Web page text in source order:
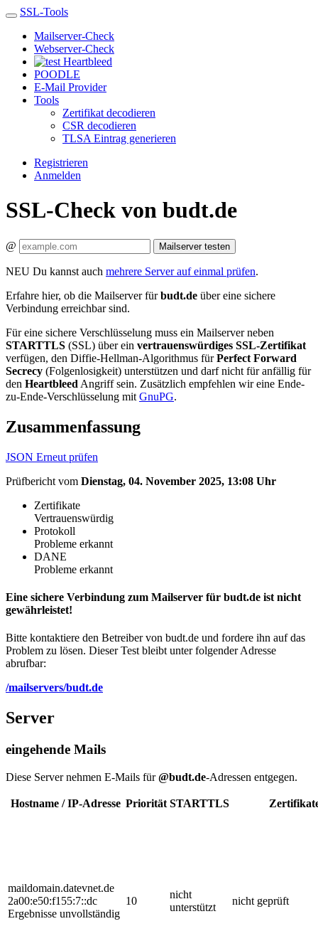
SSL-Tools
Mailserver-Check
Webserver-Check
Heartbleed
POODLE
E-Mail Provider
Tools
Zertifikat decodieren
CSR decodieren
TLSA Eintrag generieren
Registrieren
Anmelden
SSL-Check von budt.de
@ Mailserver testen
NEU Du kannst auch mehrere Server auf einmal prüfen.
Erfahre hier, ob die Mailserver fürbudt.de über eine sichere
Verbindung erreichbar sind.
Für eine sichere Verschlüsselung muss ein Mailserver neben
STARTTLS (SSL) über ein vertrauenswürdiges SSL-Zertifikat
verfügen, den Diffie-Hellman-Algorithmus fürPerfect Forward
Secrecy (Folgenlosigkeit) unterstützen und darf nicht für anfällig für
den Heartbleed Angriff sein. Zusätzlich empfehlen wir eine Ende-
zu-Ende-Verschlüsselung mit GnuPG.
Zusammenfassung
JSON Erneut prüfen
Prüfbericht vom Dienstag, 04. November 2025, 13:08 Uhr
Zertifikate
Vertrauenswürdig
Protokoll
Probleme erkannt
DANE
Probleme erkannt
Eine sichere Verbindung zum Mailserver für budt.de ist nicht
gewährleistet!
Bitte kontaktiere den Betreiber von budt.de und fordere ihn auf das
Problem zu lösen. Dieser Test bleibt unter folgender Adresse
abrufbar:
/mailservers/budt.de
Server
eingehende Mails
Diese Server nehmen E-Mails für@budt.de-Adressen entgegen.
Hostname / IP-Adresse Priorität STARTTLS
maildomain.datevnet.de
2a00:e50:f155:7::dc
Ergebnisse unvollständig
10
nicht
unterstützt
nicht geprüft